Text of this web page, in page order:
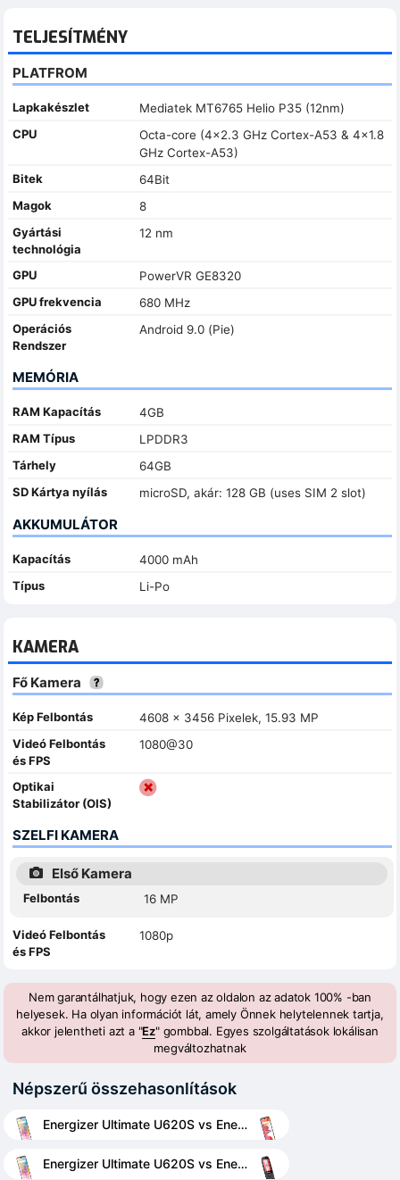
TELJESÍTMÉNY
PLATFROM
Lapkakészlet
Mediatek MT6765 Helio P35 (12nm)
CPU
Octa-core (4x2.3 GHz Cortex-A53 & 4x1.8
GHz Cortex-A53)
Bitek
64Bit
Magok
8
Gyártási
technológia
12 nm
GPU
PowerVR GE8320
GPU frekvencia
680 MHz
Operációs
Rendszer
Android 9.0 (Pie)
MEMÓRIA
RAM Kapacítás
4GB
RAM Típus
LPDDR3
Tárhely
64GB
SD Kártya nyílás
microSD, akár: 128 GB (uses SIM 2 slot)
AKKUMULÁTOR
Kapacítás
4000 mAh
Típus
Li-Po
KAMERA
Fő Kamera
Kép Felbontás
4608 x 3456 Pixelek, 15.93 MP
Videó Felbontás
és FPS
1080@30
Optikai
Stabilizátor (OIS)
SZELFI KAMERA
Első Kamera
Felbontás 16 MP
Videó Felbontás
és FPS
1080p
Nem garantálhatjuk, hogy ezen az oldalon az adatok 100% -ban
helyesek. Ha olyan információt lát, amely Önnek helytelennek tartja,
akkor jelentheti azt a "Ez" gombbal. Egyes szolgáltatások lokálisan
megváltozhatnak
Népszerű összehasonlítások
Energizer Ultimate U620S vs Energizer Ultimate U570S
Energizer Ultimate U620S vs Energizer Energy E241s